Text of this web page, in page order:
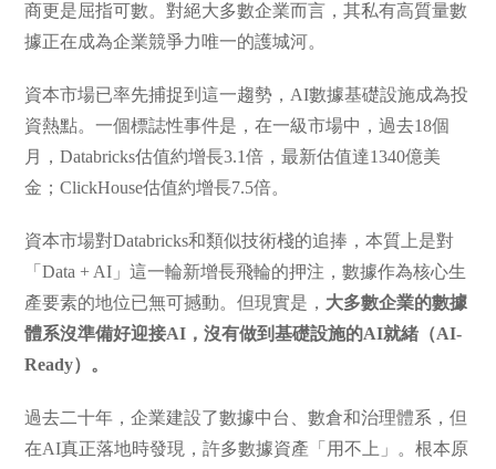
商更是屈指可數。對絕大多數企業而言，其私有高質量數
據正在成為企業競爭力唯一的護城河。
資本市場已率先捕捉到這一趨勢，AI數據基礎設施成為投
資熱點。一個標誌性事件是，在一級市場中，過去18個
月，Databricks估值約增長3.1倍，最新估值達1340億美
金；ClickHouse估值約增長7.5倍。
資本市場對Databricks和類似技術棧的追捧，本質上是對
「Data + AI」這一輪新增長飛輪的押注，數據作為核心生
產要素的地位已無可撼動。但現實是， 大多數企業的數據
體系沒準備好迎接AI，沒有做到基礎設施的AI就緒（AI-
Ready）。
過去二十年，企業建設了數據中台、數倉和治理體系，但
在AI真正落地時發現，許多數據資產「用不上」。根本原